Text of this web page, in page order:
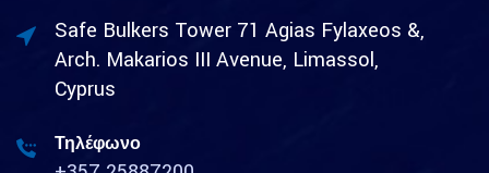
Safe Bulkers Tower 71 Agias Fylaxeos &,
Arch. Makarios III Avenue, Limassol,
Cyprus
Τηλέφωνο